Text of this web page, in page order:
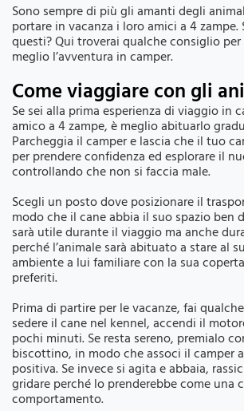
Sono sempre di più gli amanti degli
portare in vacanza i loro amici a 4 zampe.
questi? Qui troverai qualche consiglio per
meglio l’avventura in camper.
Come viaggiare con gli
Se sei alla prima esperienza di viaggio in
amico a 4 zampe, è meglio abituarlo
Parcheggia il camper e lascia che il tuo
per prendere confidenza ed esplorare il
controllando che non si faccia male.
Scegli un posto dove posizionare il
modo che il cane abbia il suo spazio ben
sarà utile durante il viaggio ma anche
perché l’animale sarà abituato a stare al
ambiente a lui familiare con la sua
preferiti.
Prima di partire per le vacanze, fai
sedere il cane nel kennel, accendi il
pochi minuti. Se resta sereno, premialo
biscottino, in modo che associ il camper
positiva. Se invece si agita e abbaia,
gridare perché lo prenderebbe come una
comportamento.